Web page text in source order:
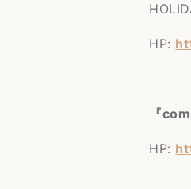
HP:
『
HP: